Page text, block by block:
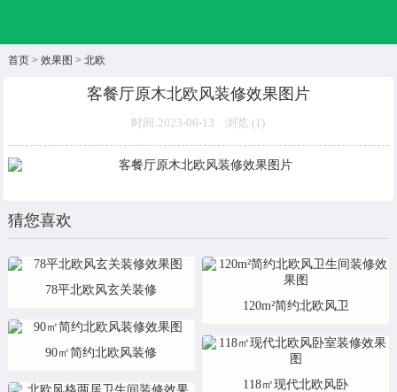
首页> 效果图 > 北欧
客餐厅原木北欧风装修效果图片
时间:2023-06-13 浏览:(1)
猜您喜欢
78平北欧风玄关装修
90㎡简约北欧风装修
120m²简约北欧风卫
118㎡现代北欧风卧